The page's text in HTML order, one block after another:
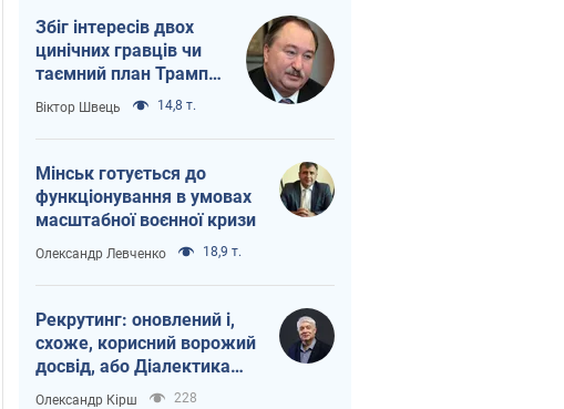
Збіг інтересів двох
цинічних гравців чи
таємний план Трампа
і Путіна?
Віктор Швець 14,8 т.
Мінськ готується до
функціонування в умовах
масштабної воєнної кризи
Олександр Левченко 18,9 т.
Рекрутинг: оновлений і,
схоже, корисний ворожий
досвід, або Діалектика
вибагливого боягузтва
Олександр Кірш 228